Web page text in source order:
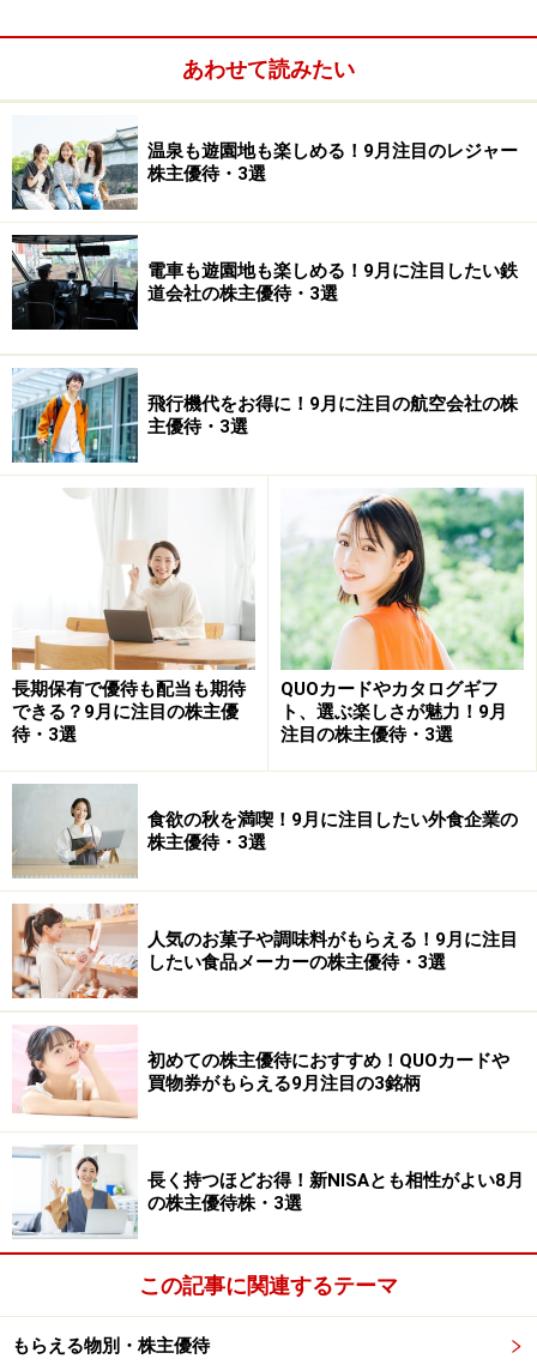
<3826>)
予想配当＋予想優待額面利回り：4.5％
【2015年6月26日株価】 604円
【株主優待最低投資額】 100株＝6万400円
【今期予想現金配当(1株あたり）】 12円
【株主優待権利確定月】 8月末日
【優待内容】 コシヒカリ新米 （減農薬減化学肥料（特
別栽培農作物）100株以上：2キロ、2000株以上：5キ
ロ、8000株以上：10キロ（※詳しくは同社ＨＰをご確認
下さい）
第3位はシステムインテグレータ<3826>です。同社は独
立系のECサイト構築、ERP導入、データベース開発支援
ツールを提供するシステム開発会社です。今回は100株
を購入し、コシヒカリの新米を2キロ獲得したケースを
想定しています（株主優待は1500円として評価し、利回
り計算しています）。
2015年2月期は不採算案件があったようで赤字に転落し
ていますが、2016年2月期は黒字転換の見通しとなって
おり、業績は概ね横ばいといって良いでしょう。
2015年2月期が赤字であったことから、株価は2014年に
大きく調整しました。しかし、2015年3月に底を打った
模様で、株価は回復基調となっているように見えます。
50日移動平均線が200日移動平均線が上に突き抜けるゴ
ールデンクロスも発生しており、買いのチャンスと見る
ことも出来ると思います。
第2位 ジェイグループホールディングス
(東証マザーズ<3063>)
予想配当＋予想優待額面利回り：4.8％
【2015年6月26日株価】 890円
あわせて読みたい
温泉も遊園地も楽しめる！9月注目のレジャー
株主優待・3選
電車も遊園地も楽しめる！9月に注目したい鉄
道会社の株主優待・3選
飛行機代をお得に！9月に注目の航空会社の株
主優待・3選
長期保有で優待も配当も期待
できる？9月に注目の株主優
待・3選
QUOカードやカタログギフ
ト、選ぶ楽しさが魅力！9月
注目の株主優待・3選
食欲の秋を満喫！9月に注目したい外食企業の
株主優待・3選
人気のお菓子や調味料がもらえる！9月に注目
したい食品メーカーの株主優待・3選
初めての株主優待におすすめ！QUOカードや
買物券がもらえる9月注目の3銘柄
長く持つほどお得！新NISAとも相性がよい8月
の株主優待株・3選
この記事に関連するテーマ
もらえる物別・株主優待